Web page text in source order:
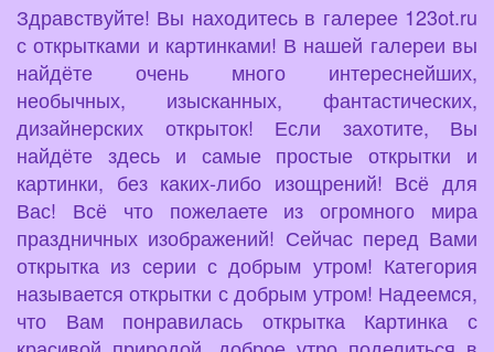
Здравствуйте! Вы находитесь в галерее 123ot.ru
с открытками и картинками! В нашей галереи вы
найдёте очень много интереснейших,
необычных, изысканных, фантастических,
дизайнерских открыток! Если захотите, Вы
найдёте здесь и самые простые открытки и
картинки, без каких-либо изощрений! Всё для
Вас! Всё что пожелаете из огромного мира
праздничных изображений! Сейчас перед Вами
открытка из серии с добрым утром! Категория
называется открытки с добрым утром! Надеемся,
что Вам понравилась открытка Картинка с